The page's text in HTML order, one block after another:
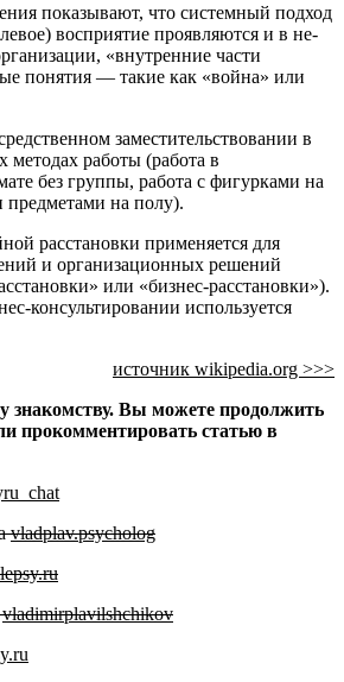
показывают, что системный подход
восприятие проявляются и в не-
«внутренние части
понятия — такие как «война» или
заместительствовании в
работы (работа в
без группы, работа с фигурками на
на полу).
расстановки применяется для
и организационных решений
или «бизнес-расстановки»).
консультировании используется
источник wikipedia.org >>>
знакомству. Вы можете продолжить
прокомментировать статью в
vladplav.psycholog
vladimirplavilshchikov